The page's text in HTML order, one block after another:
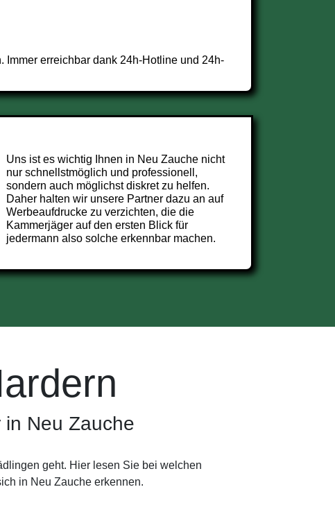
erreichbar dank 24h-Hotline und 24h-
Uns ist es wichtig Ihnen in Neu Zauche nicht
nur schnellstmöglich und professionell,
sondern auch möglichst diskret zu helfen.
Daher halten wir unsere Partner dazu an auf
Werbeaufdrucke zu verzichten, die die
Kammerjäger auf den ersten Blick für
jedermann also solche erkennbar machen.
Neu Zauche
geht. Hier lesen Sie bei welchen
in Neu Zauche erkennen.